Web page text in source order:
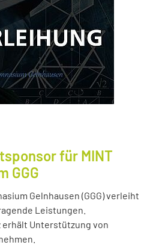
für MINT
GGG
Gelnhausen (GGG) verleiht
Leistungen.
Unterstützung von